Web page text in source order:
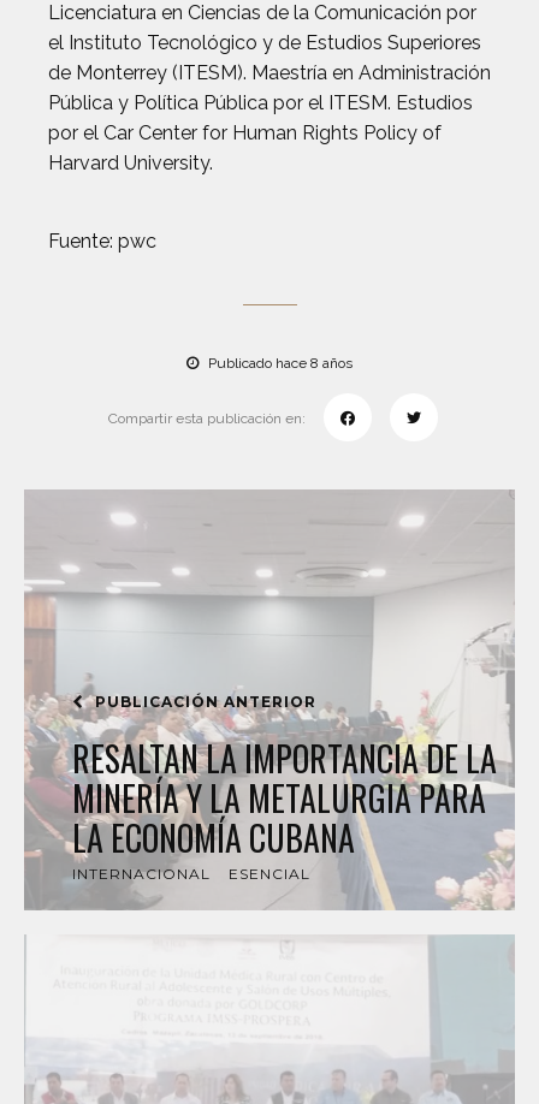
Licenciatura en Ciencias de la Comunicación por
el Instituto Tecnológico y de Estudios Superiores
de Monterrey (ITESM). Maestría en Administración
Pública y Política Pública por el ITESM. Estudios
por el Car Center for Human Rights Policy of
Harvard University.
Fuente: pwc
Publicado hace 8 años
Compartir esta publicación en:
PUBLICACIÓN ANTERIOR
RESALTAN LA IMPORTANCIA DE LA
MINERÍA Y LA METALURGIA PARA
LA ECONOMÍA CUBANA
INTERNACIONAL ESENCIAL